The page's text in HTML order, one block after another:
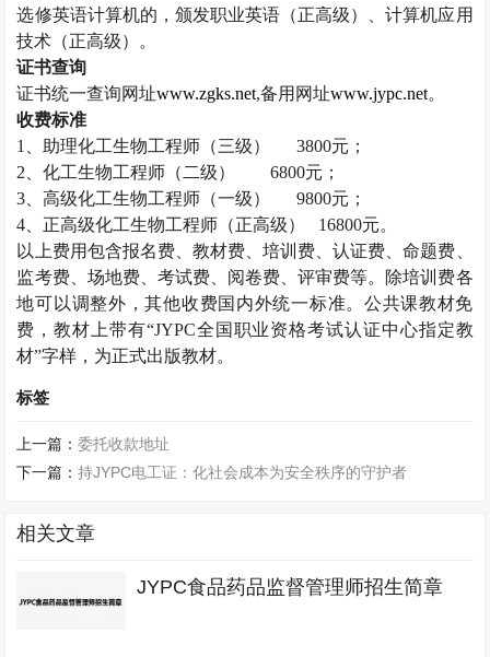
选修英语计算机的，颁发职业英语（正高级）、计算机应用
技术（正高级）。
证书查询
证书统一查询网址www.zgks.net,备用网址www.jypc.net。
收费标准
1
、助理化工生物工程师（三级） 3800元；
2 、化工生物工程师（二级） 6800元；
3 、高级化工生物工程师（一级） 9800元；
4 、正高级化工生物工程师（正高级） 16800元。
以上费用包含报名费、教材费、培训费、认证费、命题费、
监考费、场地费、考试费、阅卷费、评审费等。除培训费各
地可以调整外，其他收费国内外统一标准。公共课教材免
费，教材上带有“JYPC全国职业资格考试认证中心指定教
材”字样，为正式出版教材。
标签
上一篇：委托收款地址
下一篇：持JYPC电工证：化社会成本为安全秩序的守护者
相关文章
JYPC食品药品监督管理师招生简章